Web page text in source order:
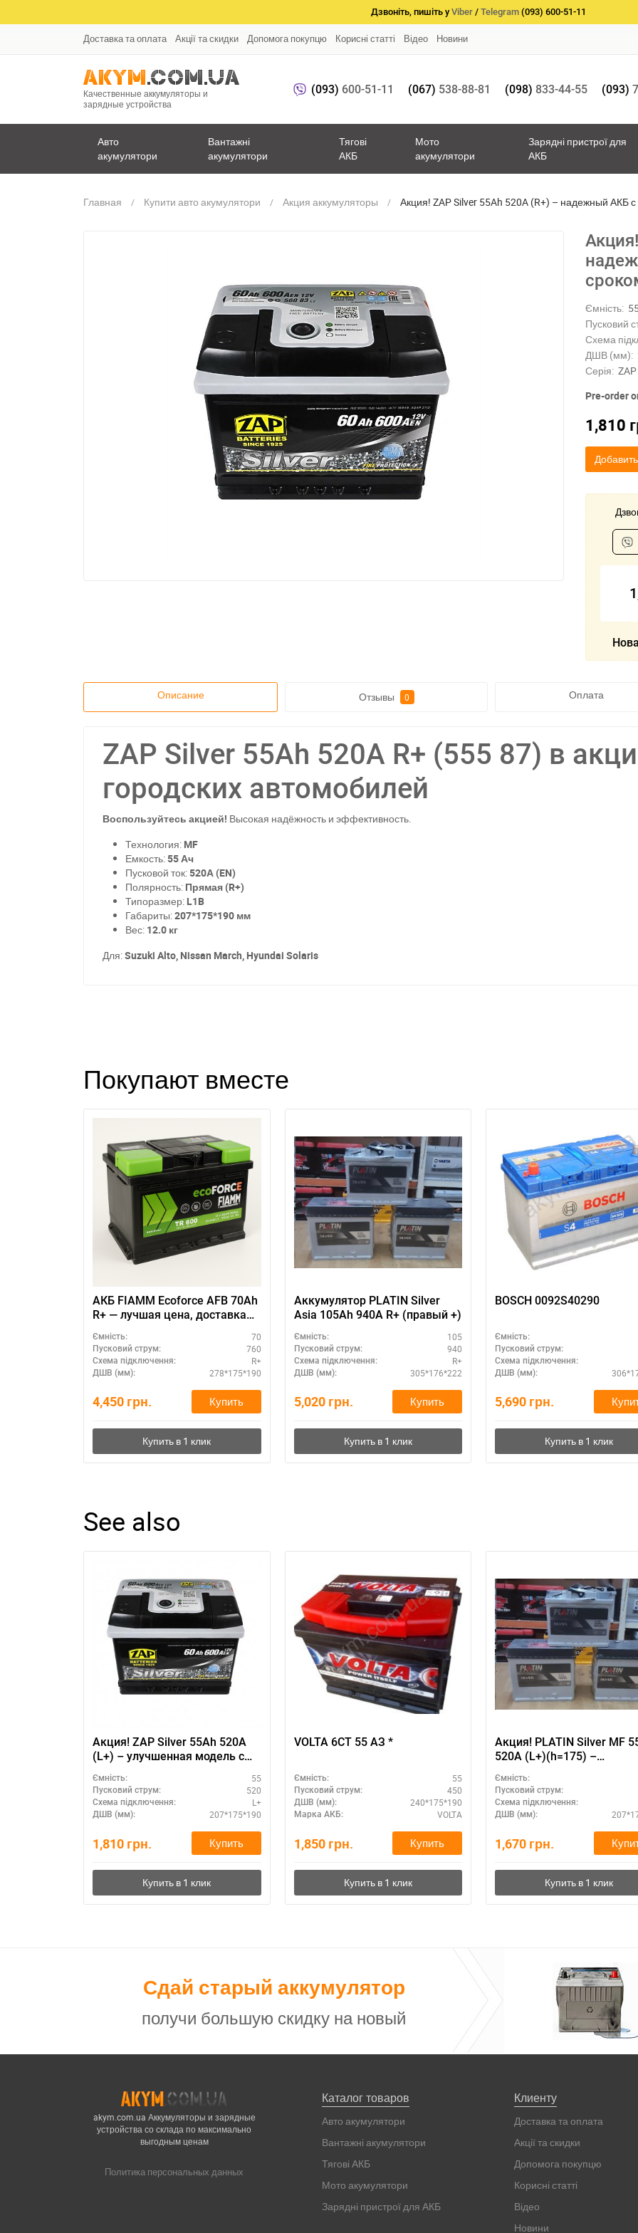
Дзвоніть, пишіть у Viber / Telegram (093) 600-51-11
Доставка та оплата Акції та скидки Допомога покупцю Корисні статті Відео Новини
Качественные аккумуляторы и
зарядные устройства
(093) 600-51-11 (067) 538-88-81 (098) 833-44-55 (093)
Авто
акумулятори
Вантажні
акумулятори
Тягові
АКБ
Мото
акумулятори
Зарядні пристрої для
АКБ
Главная Купити авто акумулятори Акция аккумуляторы Акция! ZAP Silver 55Ah 520A (R+) – надежный АКБ
Ємність:
Пусковий
Схема
ДШВ (мм):
Серія: ZAP
Pre-order
1,810
Описание Отзывы 0 Оплата
ZAP Silver 55Ah 520A R+ (555 87) в
городских автомобилей
Воспользуйтесь акцией! Высокая надёжность и эффективность.
Технология: MF
Емкость:55 Ач
Пусковой ток:520А (EN)
Полярность: Прямая (R+)
Типоразмер: L1B
Габариты:207*175*190 мм
Вес: 12.0 кг
Для:Suzuki Alto, Nissan March, Hyundai Solaris
Покупают вместе
АКБ FIAMM Ecoforce AFB 70Ah
R+ — лучшая цена, доставка
Ємність: 70
Пусковий струм: 760
Схема підключення: R+
ДШВ (мм): 278*175*190
4,450 грн. Купить
Аккумулятор PLATIN Silver
Asia 105Ah 940A R+ (правый +)
Ємність: 105
Пусковий струм: 940
Схема підключення: R+
ДШВ (мм): 305*176*222
5,020 грн. Купить
BOSCH 0092S40290
Ємність:
Пусковий струм:
Схема підключення:
ДШВ (мм):
5,690 грн.
See also
Акция! ZAP Silver 55Ah 520A
(L+) – улучшенная модель с
серебряными пластинами
Ємність: 55
Пусковий струм: 520
Схема підключення: L+
ДШВ (мм): 207*175*190
1,810 грн. Купить
VOLTA 6СТ 55 АЗ *
Ємність: 55
Пусковий струм: 450
ДШВ (мм): 240*175*190
Марка АКБ: VOLTA
1,850 грн. Купить
Акция! PLATIN Silver MF
520A (L+)(h=175) –
необслуживаемый
аккумулятор
Ємність:
Пусковий струм:
Схема підключення:
ДШВ (мм):
1,670 грн.
Сдай старый аккумулятор
получи большую скидку на новый
akym.com.ua Аккумуляторы и зарядные
устройства со склада по максимально
выгодным ценам
Политика персональных данных
Каталог товаров
Авто акумулятори
Вантажні акумулятори
Тягові АКБ
Мото акумулятори
Зарядні пристрої для АКБ
Клиенту
Доставка та оплата
Акції та скидки
Допомога покупцю
Корисні статті
Відео
Новини
Написати в Viber Написати в Telegram